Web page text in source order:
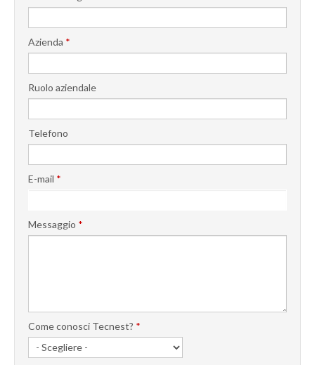
Azienda *
Ruolo aziendale
Telefono
E-mail *
Messaggio *
Come conosci Tecnest? *